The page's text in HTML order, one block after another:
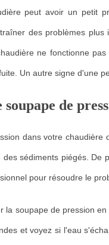
peut avoir un petit
des problèmes
ne fonctionne
Un autre signe d'une
de
dans votre
des sédiments piégés. De
pour résoudre le
la soupape de pression
et voyez si l'eau